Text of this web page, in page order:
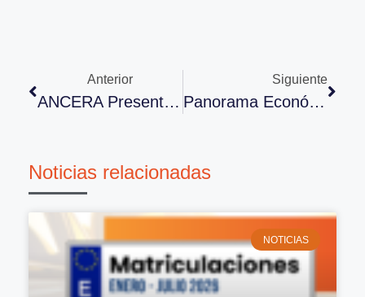
Anterior
ANCERA Presenta El Avance De La Agenda De Su 34º Congreso
Siguiente
Panorama Económico De Ceoe De Abril
Noticias relacionadas
NOTICIAS